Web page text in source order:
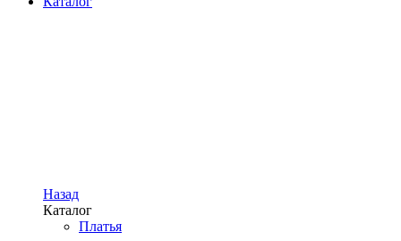
Назад
Каталог
Платья